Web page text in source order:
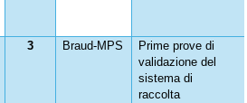
3 Braud-MPS
Prime prove di
validazione del
sistema di
raccolta